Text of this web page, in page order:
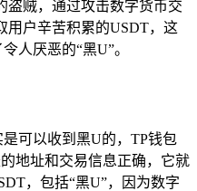
盗贼，通过攻击数字货币交
用户辛苦积累的USDT，这
人厌恶的“黑U”。
可以收到黑U的，TP钱包
地址和交易信息正确，它就
，包括“黑U”，因为数字